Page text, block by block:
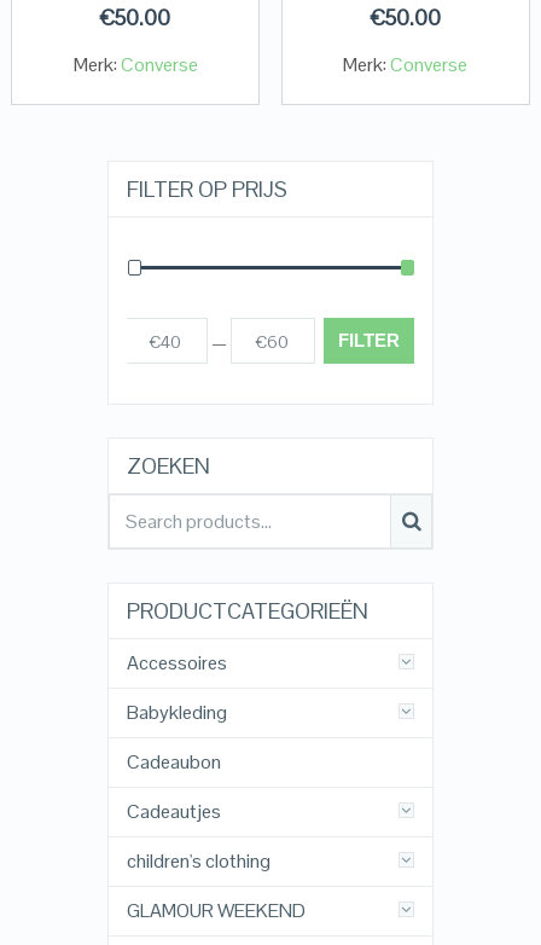
€50.00
Merk:Converse
€50.00
Merk:Converse
FILTER OP PRIJS
FILTER
€40 — €60
ZOEKEN
PRODUCTCATEGORIEËN
Accessoires
Babykleding
Cadeaubon
Cadeautjes
children's clothing
GLAMOUR WEEKEND